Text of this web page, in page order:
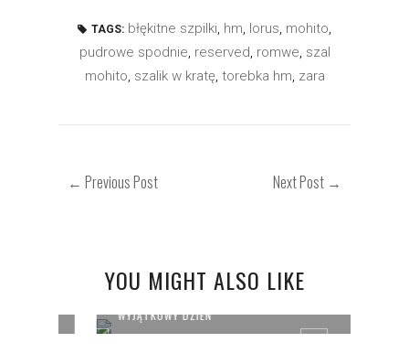
TAGS: błękitne szpilki, hm, lorus, mohito,
pudrowe spodnie, reserved, romwe, szal
mohito, szalik w kratę, torebka hm, zara
← Previous Post Next Post →
YOU MIGHT ALSO LIKE
WYJĄTKOWY DZIEŃ